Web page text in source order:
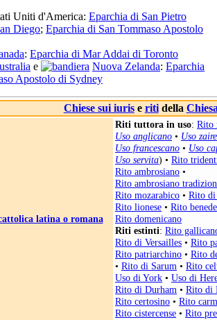
Uniti d'America: Eparchia di San Pietro
Diego; Eparchia di San Tommaso Apostolo
: Eparchia di Mar Addai di Toronto
e Nuova Zelanda: Eparchia
Apostolo di Sydney
Chiese sui iurise ritidella
latina o romana
Riti tuttora in uso: Rito
Uso anglicano • Uso
Uso francescano • Uso
Uso servita) • Rito
Rito ambrosiano •
Rito ambrosiano
Rito mozarabico • Rito di
Rito lionese • Rito
Rito domenicano
Riti estinti: Rito
Rito di Versailles • Rito
Rito patriarchino • Rito
• Rito di Sarum • Rito
Uso di York • Uso di
Rito di Durham • Rito di
Rito certosino • Rito
Rito cistercense • Rito